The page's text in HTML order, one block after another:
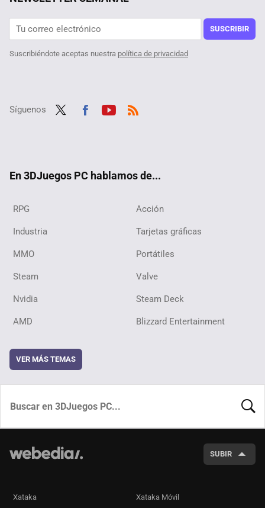
Tras jugar 400 horas a The Witcher 3 descubren un nuevo NPC, y su quest en el RPG viene con moraleja acerca de mentir un pelín retorcida
SUSCRIBIR
Suscribiéndote aceptas nuestra política de privacidad
Síguenos
En 3DJuegos PC hablamos de...
RPG Acción
Industria Tarjetas gráficas
MMO Portátiles
Steam Valve
Nvidia Steam Deck
AMD Blizzard Entertainment
VER MÁS TEMAS
SUBIR
Xataka Xataka Móvil